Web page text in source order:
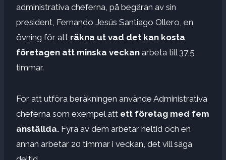
administrativa cheferna, på begäran av sin
president, Fernando Jesús Santiago Ollero, en
övning för att räkna ut vad det kan kosta
företagen att minska veckan arbeta till 37,5
timmar.
För att utföra beräkningen använde Administrativa
cheferna som exempel att ett företag med fem
anställda. Fyra av dem arbetar heltid och en
annan arbetar 20 timmar i veckan, det vill säga